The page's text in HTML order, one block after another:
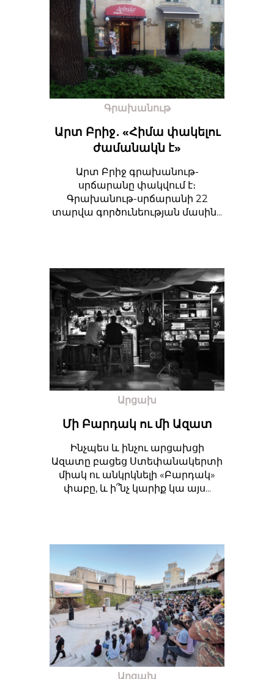
Գրախանութ
Արտ Բրիջ․ «Հիմա փակելու
ժամանակն է»
Արտ Բրիջ գրախանութ-
սրճարանը փակվում է։
Գրախանութ-սրճարանի 22
տարվա գործունեության մասին...
Արցախ
Մի Բարդակ ու մի Ազատ
Ինչպես և ինչու արցախցի
Ազատը բացեց Ստեփանակերտի
միակ ու անկրկնելի «Բարդակ»
փաբը, և ի՞նչ կարիք կա այս...
Արցախ